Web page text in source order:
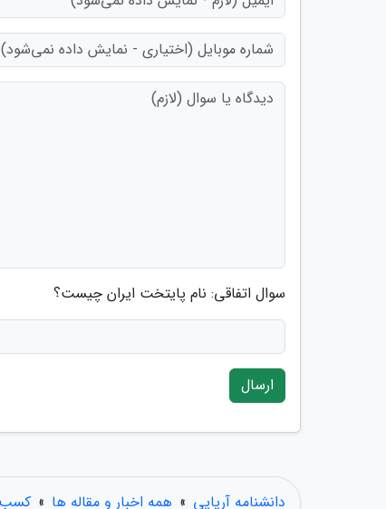
سوال اتفاقی: نام پایتخت ایران چیست؟
ارسال
دانشنامه آریایی » همه اخبار و مقاله ها » کسب